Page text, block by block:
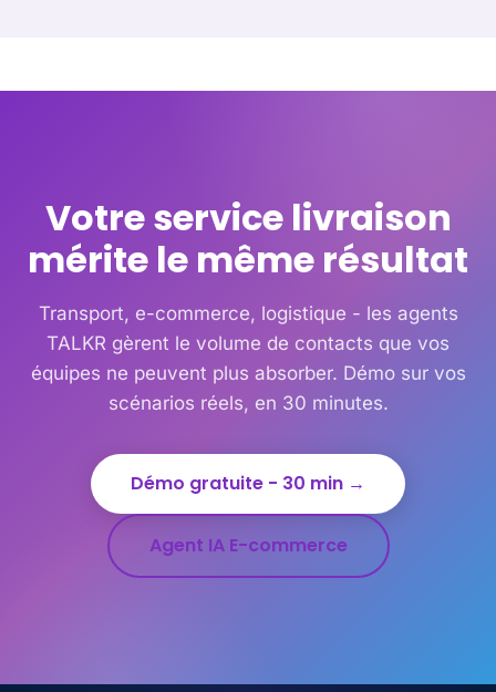
Votre service livraison
mérite le même résultat
Transport, e-commerce, logistique - les agents
TALKR gèrent le volume de contacts que vos
équipes ne peuvent plus absorber. Démo sur vos
scénarios réels, en 30 minutes.
Démo gratuite - 30 min →
Agent IA E-commerce